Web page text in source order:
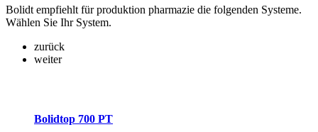
Bolidt empfiehlt für produktion pharmazie die folgenden Systeme.
Wählen Sie Ihr System.
zurück
weiter
Bolidtop 700 PT